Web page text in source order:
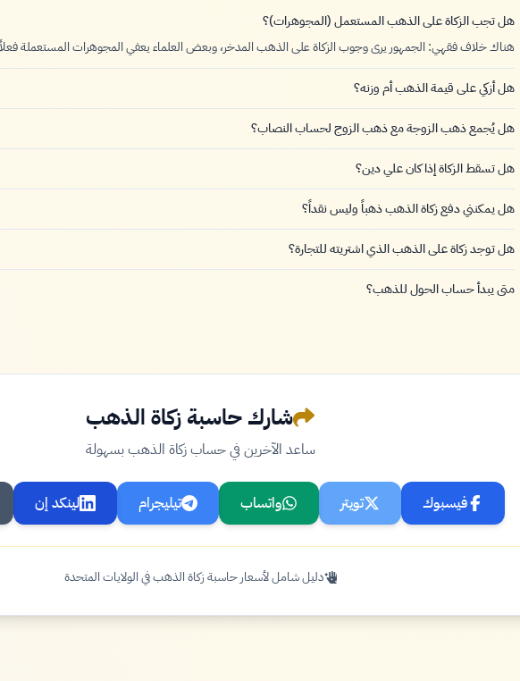
هل تجب الزكاة على الذهب المستعمل (المجوهرات)؟
هناك خلاف فقهي: الجمهور يرى وجوب الزكاة على الذهب المدخر، وبعض العلماء يعفي المجوهرات المستعملة
هل أزكي على قيمة الذهب أم وزنه؟
هل يُجمع ذهب الزوجة مع ذهب الزوج لحساب النصاب؟
هل تسقط الزكاة إذا كان علي دين؟
هل يمكنني دفع زكاة الذهب ذهباً وليس نقداً؟
هل توجد زكاة على الذهب الذي اشتريته للتجارة؟
متى يبدأ حساب الحول للذهب؟
شارك حاسبة زكاة الذهب
ساعد الآخرين في حساب زكاة الذهب بسهولة
فيسبوك تويتر واتساب تيليجرام لينكد إن
دليل شامل لأسعار حاسبة زكاة الذهب في الولايات المتحدة